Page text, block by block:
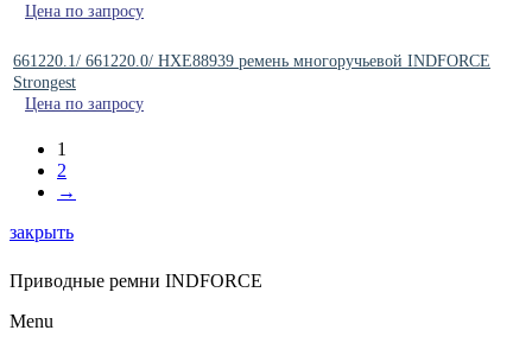
Цена по запросу
661220.1/ 661220.0/ HXE88939 ремень многоручьевой INDFORCE
Strongest
Цена по запросу
1
2
→
закрыть
Приводные ремни INDFORCE
Menu